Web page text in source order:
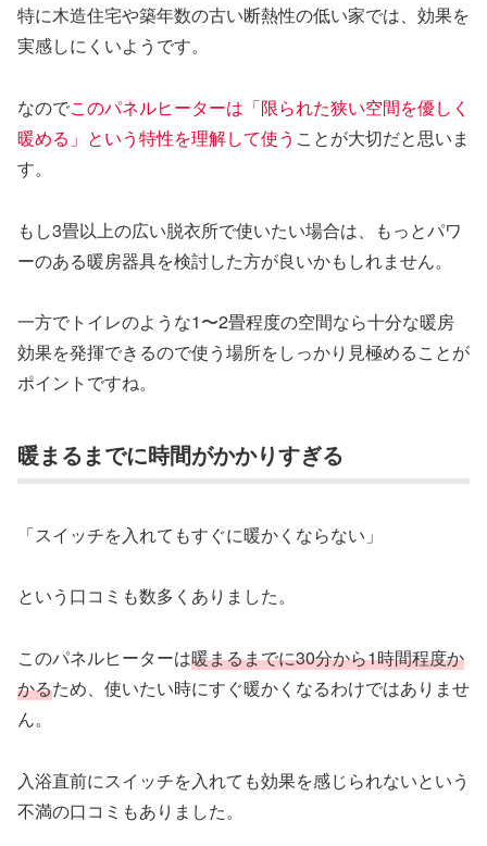
特に木造住宅や築年数の古い断熱性の低い家では、効果を
実感しにくいようです。
なのでこのパネルヒーターは「限られた狭い空間を優しく
暖める」という特性を理解して使う ことが大切だと思いま
す。
もし3畳以上の広い脱衣所で使いたい場合は、もっとパワ
ーのある暖房器具を検討した方が良いかもしれません。
一方でトイレのような1〜2畳程度の空間なら十分な暖房
効果を発揮できるので使う場所をしっかり見極めることが
ポイントですね。
暖まるまでに時間がかかりすぎる
「スイッチを入れてもすぐに暖かくならない」
という口コミも数多くありました。
このパネルヒーターは暖まるまでに30分から1時間程度か
かるため、使いたい時にすぐ暖かくなるわけではありませ
ん。
入浴直前にスイッチを入れても効果を感じられないという
不満の口コミもありました。